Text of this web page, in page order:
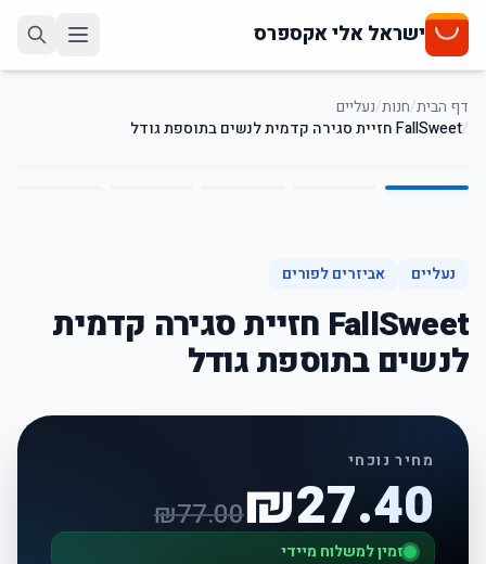
ישראל אלי אקספרס
דף הבית/חנות/נעליים
/FallSweet חזיית סגירה קדמית לנשים בתוספת גודל 1
/
5
נעליים אביזרים לפורים
FallSweet חזיית סגירה קדמית
לנשים בתוספת גודל
מחיר נוכחי
₪27.40
₪77.00
זמין למשלוח מיידי